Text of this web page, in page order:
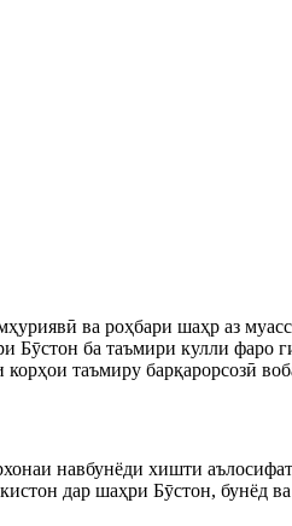
ва роҳбари шаҳр аз
ба таъмири кулли фаро
таъмиру барқарорсозӣ
навбунёди хишти
дар шаҳри Бӯстон, бунёд